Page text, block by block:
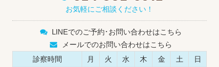
お気軽にご相談ください！
LINEでのご予約･お問い合わせはこちら
メールでのお問い合わせはこちら
診察時間
月 火 水 木 金 土
日